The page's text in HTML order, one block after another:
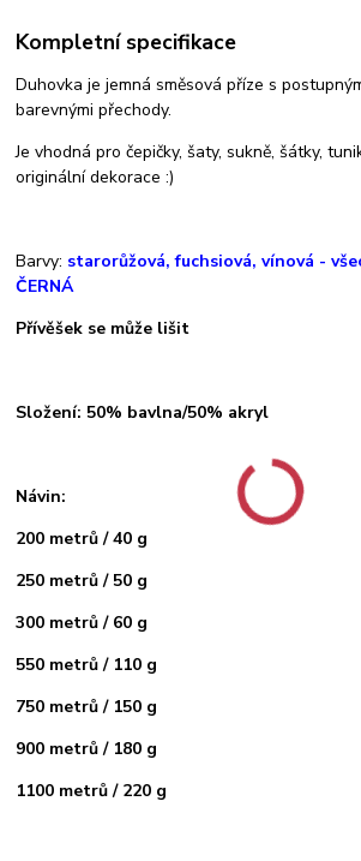
Kompletní specifikace
Duhovka je jemná směsová příze s
barevnými přechody.
Je vhodná pro čepičky, šaty, sukně, šátky,
originální dekorace :)
Barvy: starorůžová, fuchsiová, vínová -
ČERNÁ
Přívěšek se může lišit
Složení: 50% bavlna/50% akryl
Návin:
200 metrů / 40 g
250 metrů / 50 g
300 metrů / 60 g
550 metrů / 110 g
750 metrů / 150 g
900 metrů / 180 g
1100 metrů / 220 g